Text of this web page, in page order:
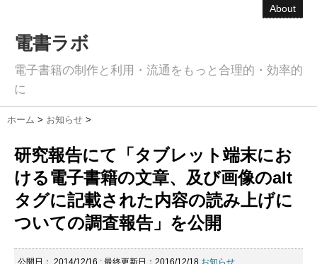
About
電書ラボ
電子書籍の制作と利用・流通をもっと合理的・効率的
に
ホーム > お知らせ >
研究報告にて「タブレット端末にお
ける電子書籍の文章、及び画像のalt
タグに記載された内容の読み上げに
ついての調査報告」を公開
公開日： 2014/12/16 : 最終更新日：2016/12/18 お知らせ